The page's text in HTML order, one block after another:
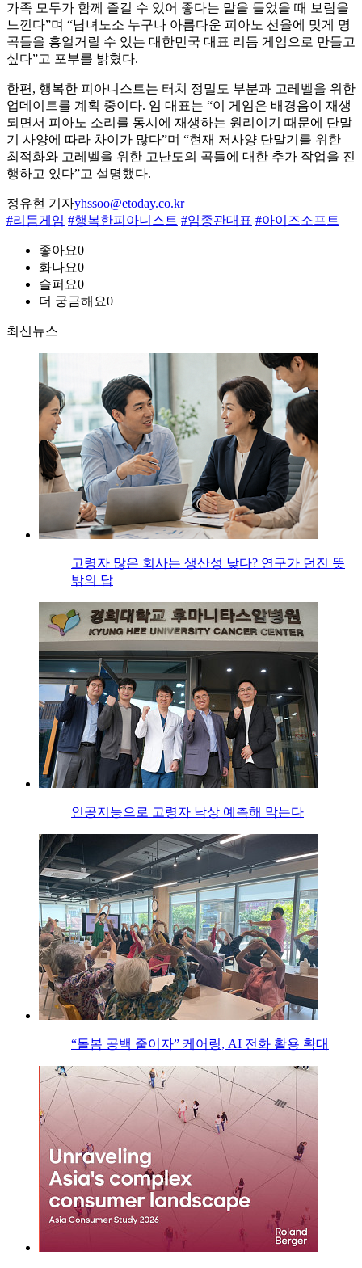
가족 모두가 함께 즐길 수 있어 좋다는 말을 들었을 때 보람을
느낀다”며 “남녀노소 누구나 아름다운 피아노 선율에 맞게 명
곡들을 흥얼거릴 수 있는 대한민국 대표 리듬 게임으로 만들고
싶다”고 포부를 밝혔다.
한편, 행복한 피아니스트는 터치 정밀도 부분과 고레벨을 위한
업데이트를 계획 중이다. 임 대표는 “이 게임은 배경음이 재생
되면서 피아노 소리를 동시에 재생하는 원리이기 때문에 단말
기 사양에 따라 차이가 많다”며 “현재 저사양 단말기를 위한
최적화와 고레벨을 위한 고난도의 곡들에 대한 추가 작업을 진
행하고 있다”고 설명했다.
정유현 기자yhssoo@etoday.co.kr
#리듬게임 #행복한피아니스트 #임종관대표 #아이즈소프트
좋아요0
화나요0
슬퍼요0
더 궁금해요0
최신뉴스
고령자 많은 회사는 생산성 낮다? 연구가 던진 뜻
밖의 답
인공지능으로 고령자 낙상 예측해 막는다
“돌봄 공백 줄이자” 케어링, AI 전화 활용 확대